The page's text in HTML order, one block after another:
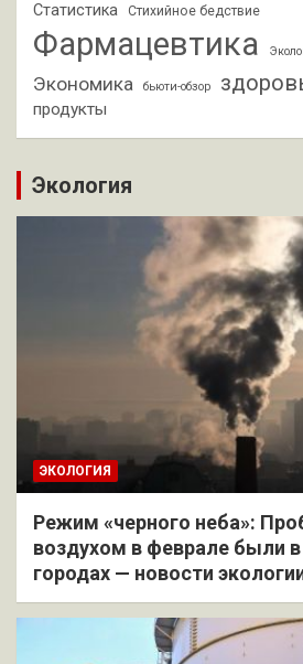
Статистика Стихийное бедствие
Фармацевтика
Экономика бьюти-обзор
продукты
Экология
ЭКОЛОГИЯ
Режим «черного неба»:
воздухом в феврале были в
городах — новости